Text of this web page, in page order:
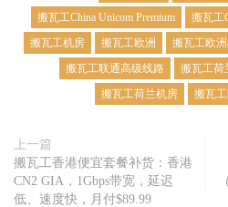
搬瓦工China Unicom Premium
搬瓦工
搬瓦工机房
搬瓦工欧洲 搬瓦工欧
搬瓦工联通高级线路
搬瓦工荷
搬瓦工荷兰机房
搬瓦
上一篇
搬瓦工香港便宜套餐补货：香港
CN2 GIA，1Gbps带宽，延迟
低、速度快，月付$89.99